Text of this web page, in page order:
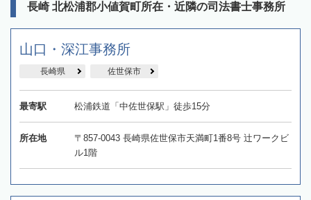
長崎 北松浦郡小値賀町所在・近隣の司法書士事務所
山口・深江事務所
長崎県 佐世保市
最寄駅 松浦鉄道「中佐世保駅」徒歩15分
所在地
〒857-0043 長崎県佐世保市天満町1番8号 辻ワークビ
ル1階